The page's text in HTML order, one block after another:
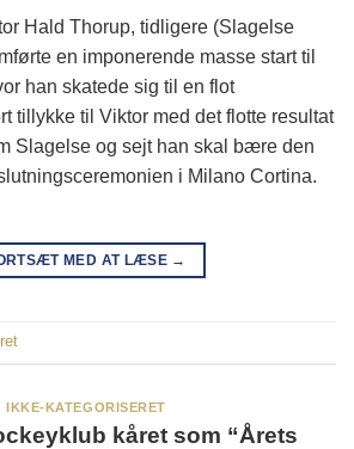
Hald Thorup, tidligere (Slagelse
en imponerende masse start til
han skatede sig til en flot
tillykke til Viktor med det flotte resultat
Slagelse og sejt han skal bære den
i Milano Cortina.
MED AT LÆSE →
IKKE-KATEGORISERET
kåret som “Årets